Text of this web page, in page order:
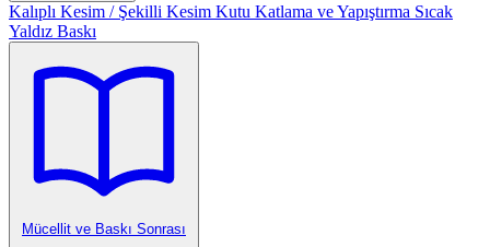
Kalıplı Kesim / Şekilli Kesim Kutu Katlama ve Yapıştırma Sıcak
Yaldız Baskı
Mücellit ve Baskı Sonrası